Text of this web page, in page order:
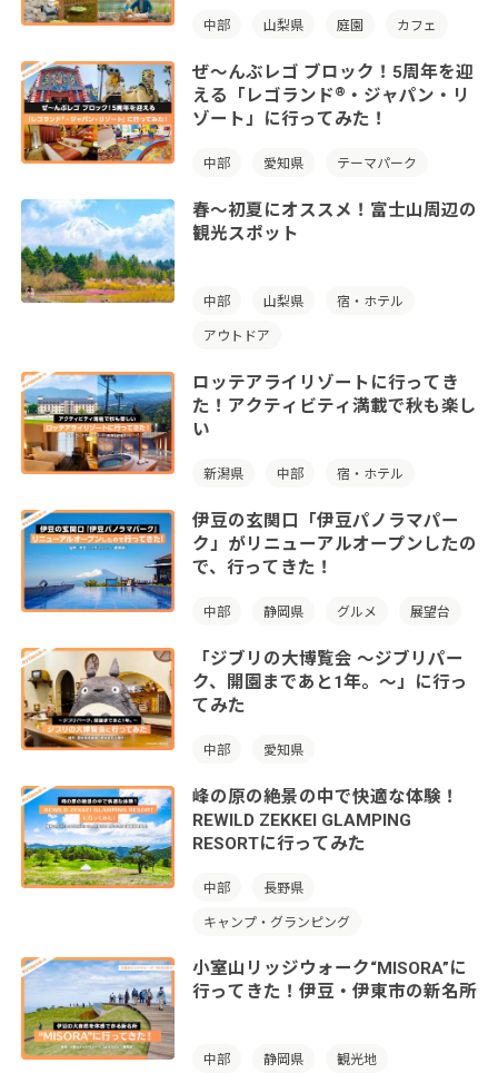
中部 山梨県 庭園 カフェ
ぜ〜んぶレゴ ブロック！5周年を迎
える「レゴランド ®︎ ・ジャパン・リ
ゾート」に行ってみた！
中部 愛知県 テーマパーク
春～初夏にオススメ！富士山周辺の
観光スポット
中部 山梨県 宿・ホテル
アウトドア
ロッテアライリゾートに行ってき
た！アクティビティ満載で秋も楽し
い
新潟県 中部 宿・ホテル
伊豆の玄関口「伊豆パノラマパー
ク」がリニューアルオープンしたの
で、行ってきた！
中部 静岡県 グルメ 展望台
「ジブリの大博覧会 ～ジブリパー
ク、開園まであと1年。～」に行っ
てみた
中部 愛知県
峰の原の絶景の中で快適な体験！
REWILD ZEKKEI GLAMPING
RESORTに行ってみた
中部 長野県
キャンプ・グランピング
小室山リッジウォーク“MISORA”に
行ってきた！伊豆・伊東市の新名所
中部 静岡県 観光地